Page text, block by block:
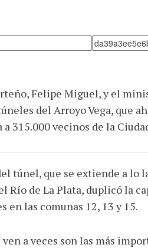
Felipe Miguel, y el
del Arroyo Vega, que
315.000 vecinos de la
túnel, que se extiende a lo
Río de La Plata, duplicó la
en las comunas 12, 13 y 15.
ven a veces son las más